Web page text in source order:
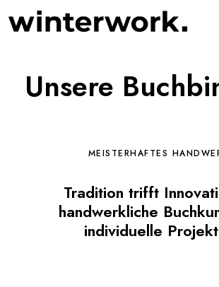
Unsere
MEISTERHAFTES
Tradition trifft
handwerkliche
individuelle